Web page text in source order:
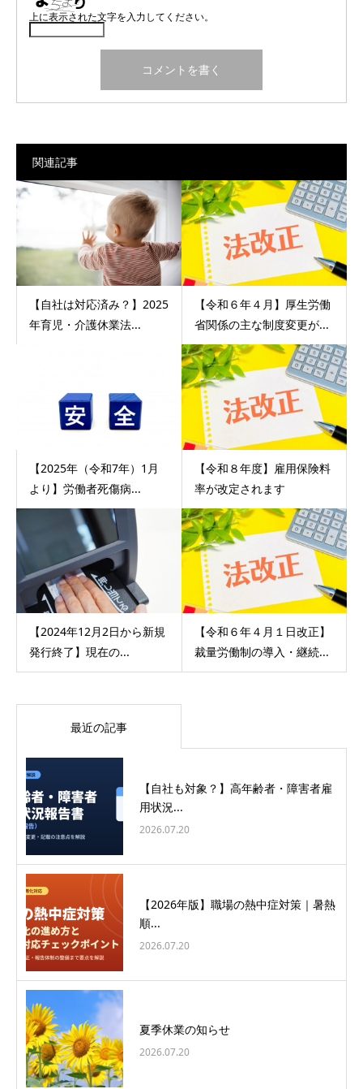
上に表示された文字を入力してください。
関連記事
【自社は対応済み？】2025
年育児・介護休業法...
【令和６年４月】厚生労働
省関係の主な制度変更が...
【2025年（令和7年）1月
より】労働者死傷病...
【令和８年度】雇用保険料
率が改定されます
【2024年12月2日から新規
発行終了】現在の...
【令和６年４月１日改正】
裁量労働制の導入・継続...
最近の記事
【自社も対象？】高年齢者・障害者雇
用状況...
2026.07.20
【2026年版】職場の熱中症対策｜暑熱
順...
2026.07.20
夏季休業の知らせ
2026.07.20